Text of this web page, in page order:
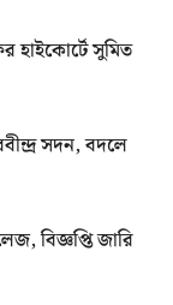
হাইকোর্টে সুমিত
সদন, বদলে
বিজ্ঞপ্তি জারি